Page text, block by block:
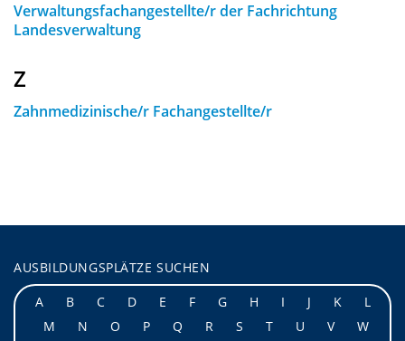
Verwaltungsfachangestellte/r der Fachrichtung
Landesverwaltung
Z
Zahnmedizinische/r Fachangestellte/r
AUSBILDUNGSPLÄTZE SUCHEN
A
B C D E F G H I J K
L
M
N O P Q R S T U V
W